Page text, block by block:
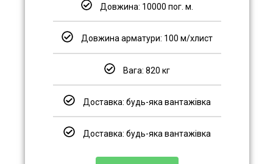
Довжина: 10000 пог. м.
Довжина арматури: 100 м/хлист
Вага: 820 кг
Доставка: будь-яка вантажівка
Доставка: будь-яка вантажівка